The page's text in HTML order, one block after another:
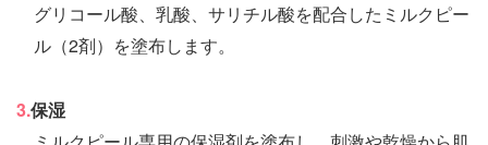
グリコール酸、乳酸、サリチル酸を配合したミルクピー
ル（2剤）を塗布します。
3.保湿